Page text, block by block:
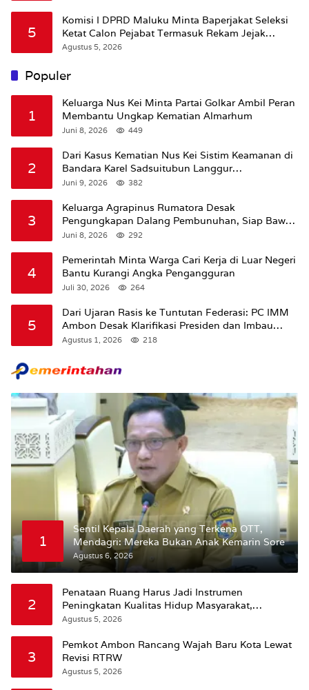
5
Komisi I DPRD Maluku Minta Baperjakat Seleksi
Ketat Calon Pejabat Termasuk Rekam Jejak
Hukum
Agustus 5, 2026
Populer
1
Keluarga Nus Kei Minta Partai Golkar Ambil Peran
Membantu Ungkap Kematian Almarhum
Juni 8, 2026 449
2
Dari Kasus Kematian Nus Kei Sistim Keamanan di
Bandara Karel Sadsuitubun Langgur
Dipertanyakan
Juni 9, 2026 382
3
Keluarga Agrapinus Rumatora Desak
Pengungkapan Dalang Pembunuhan, Siap Bawa
Kasus ke Komisi III DPR RI
Juni 8, 2026 292
4
Pemerintah Minta Warga Cari Kerja di Luar Negeri
Bantu Kurangi Angka Pengangguran
Juli 30, 2026 264
5
Dari Ujaran Rasis ke Tuntutan Federasi: PC IMM
Ambon Desak Klarifikasi Presiden dan Imbau
Tunda Pengibaran Bendera Merah Putih Di
Agustus 1, 2026 218
1
Sentil Kepala Daerah yang Terkena OTT,
Mendagri: Mereka Bukan Anak Kemarin Sore
Agustus 6, 2026
2
Penataan Ruang Harus Jadi Instrumen
Peningkatan Kualitas Hidup Masyarakat,
Wattimena: Revisi RT-RW Ditetapkan Pemkot
Agustus 5, 2026
3
Pemkot Ambon Rancang Wajah Baru Kota Lewat
Revisi RTRW
Agustus 5, 2026